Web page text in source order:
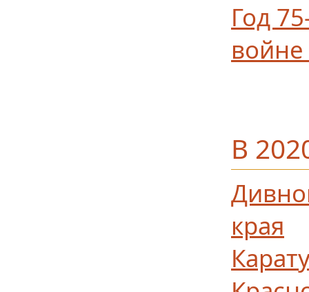
Год
войне
В
края